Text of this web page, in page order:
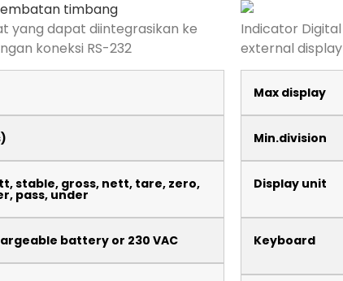
yang dapat diintegrasikan ke
koneksi RS-232
stable, gross, nett, tare, zero,
pass, under
battery or 230 VAC
Indicator
external
Max display
Min.division
Display unit
Keyboard